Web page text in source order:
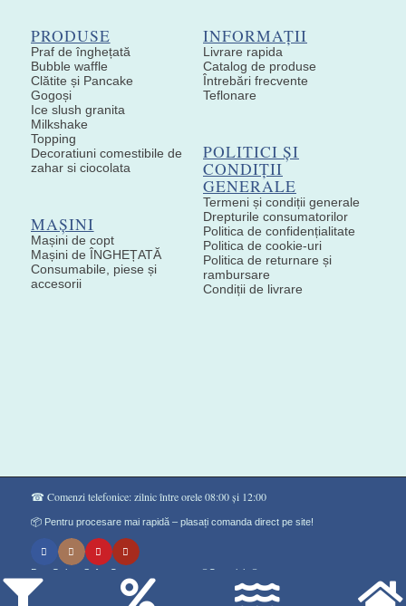
PRODUSE
Praf de înghețată
Bubble waffle
Clătite și Pancake
Gogoși
Ice slush granita
Milkshake
Topping
Decoratiuni comestibile de
zahar si ciocolata
MAȘINI
Mașini de copt
Mașini de ÎNGHEȚATĂ
Consumabile, piese și
accesorii
INFORMAȚII
Livrare rapida
Catalog de produse
Întrebări frecvente
Teflonare
POLITICI ȘI
CONDIȚII
GENERALE
Termeni și condiții generale
Drepturile consumatorilor
Politica de confidențialitate
Politica de cookie-uri
Politica de returnare și
rambursare
Condiții de livrare
☎ Comenzi telefonice: zilnic între orele 08:00 și 12:00
📦 Pentru procesare mai rapidă – plasați comanda direct pe site!
Don Gelato Soft - Сладоледи на прах ®Copyright©